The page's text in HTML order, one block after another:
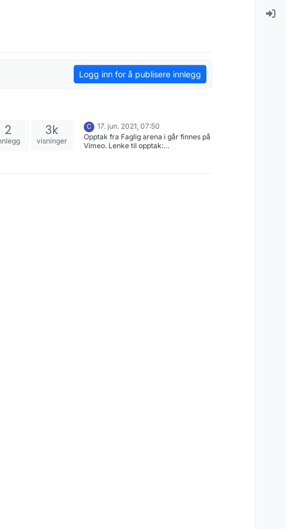
Logg inn for å publisere innlegg
2 3k
visninger
C
17. jun. 2021, 07:50
Opptak fra Faglig arena i går finnes på
Vimeo. Lenke til opptak: